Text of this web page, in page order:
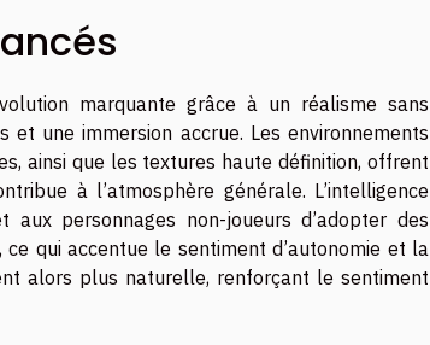
marquante grâce à un réalisme sans
une immersion accrue. Les environnements
ainsi que les textures haute définition, offrent
à l’atmosphère générale. L’intelligence
personnages non-joueurs d’adopter des
qui accentue le sentiment d’autonomie et la
alors plus naturelle, renforçant le sentiment